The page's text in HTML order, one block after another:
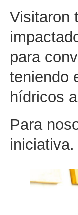
Visitaron
para
teniendo
hídricos
Para
iniciativa.